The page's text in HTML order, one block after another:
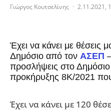
Γιώργος Κουτσελίνης · 2.11.2021,
Έχει να κάνει με θέσεις
Δημόσιο από τον ΑΣΕΠ
προσλήψεις στο
προκήρυξης 8Κ/2021
Έχει να κάνει με 120